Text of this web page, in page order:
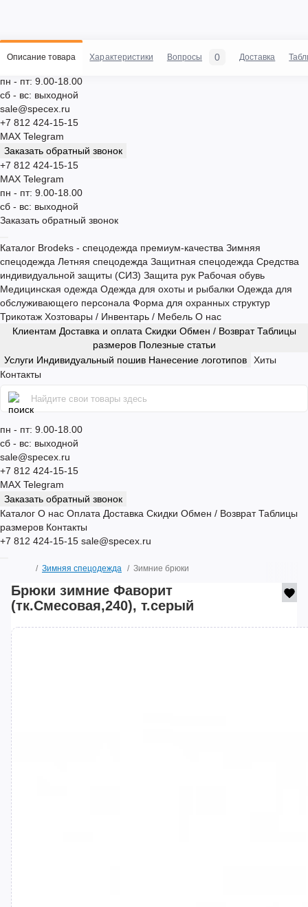
пн - пт: 9.00-18.00
сб - вс: выходной
sale@specex.ru
+7 812 424-15-15
MAX Telegram
Заказать обратный звонок
+7 812 424-15-15
MAX Telegram
пн - пт: 9.00-18.00
сб - вс: выходной
Заказать обратный звонок
Каталог Brodeks - спецодежда премиум-качества Зимняя
спецодежда Летняя спецодежда Защитная спецодежда Средства
индивидуальной защиты (СИЗ) Защита рук Рабочая обувь
Медицинская одежда Одежда для охоты и рыбалки Одежда для
обслуживающего персонала Форма для охранных структур
Трикотаж Хозтовары / Инвентарь / Мебель О нас
Клиентам Доставка и оплата Скидки Обмен / ВозвратТаблицы
размеров Полезные статьи
Услуги Индивидуальный пошив Нанесение логотипов
Хиты
Контакты
пн - пт: 9.00-18.00
сб - вс: выходной
sale@specex.ru
+7 812 424-15-15
MAX Telegram
Заказать обратный звонок
Каталог О нас Оплата Доставка Скидки Обмен / Возврат Таблицы
размеров Контакты
+7 812 424-15-15 sale@specex.ru
Зимняя спецодежда Зимние брюки
Брюки зимние Фаворит
(тк.Смесовая,240), т.серый
Описание товара Характеристики Вопросы 0 Доставка